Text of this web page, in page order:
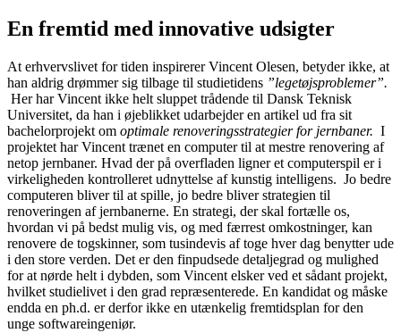
En fremtid med innovative udsigter
At erhvervslivet for tiden inspirerer Vincent Olesen, betyder ikke, at
han aldrig drømmer sig tilbage til studietidens ”legetøjsproblemer”.
Her har Vincent ikke helt sluppet trådende til Dansk Teknisk
Universitet, da han i øjeblikket udarbejder en artikel ud fra sit
bachelorprojekt om optimale renoveringsstrategier for jernbaner. I
projektet har Vincent trænet en computer til at mestre renovering af
netop jernbaner. Hvad der på overfladen ligner et computerspil er i
virkeligheden kontrolleret udnyttelse af kunstig intelligens. Jo bedre
computeren bliver til at spille, jo bedre bliver strategien til
renoveringen af jernbanerne. En strategi, der skal fortælle os,
hvordan vi på bedst mulig vis, og med færrest omkostninger, kan
renovere de togskinner, som tusindevis af toge hver dag benytter ude
i den store verden. Det er den finpudsede detaljegrad og mulighed
for at nørde helt i dybden, som Vincent elsker ved et sådant projekt,
hvilket studielivet i den grad repræsenterede. En kandidat og måske
endda en ph.d. er derfor ikke en utænkelig fremtidsplan for den
unge softwareingeniør.